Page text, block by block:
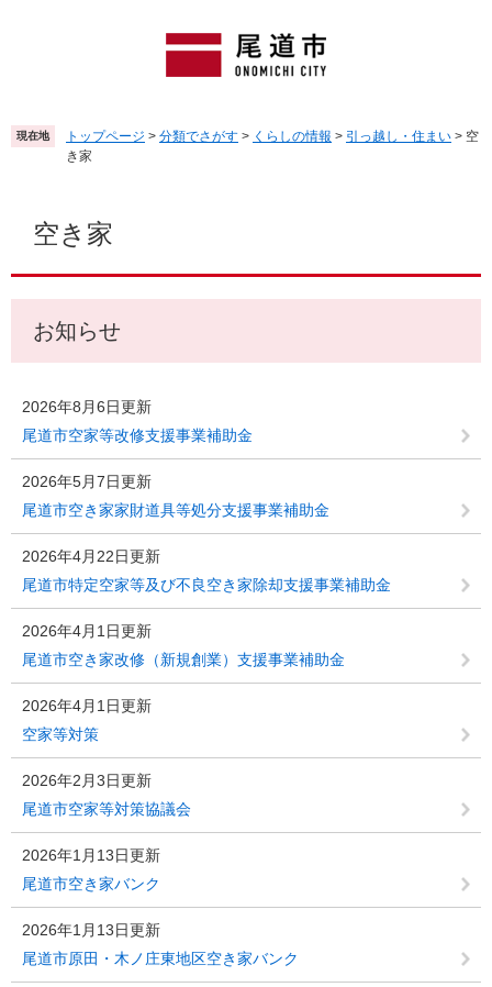
頭
で
飛
ば
現在地 トップページ > 分類でさがす > くらしの情報 > 引っ越し・住まい > 空
き家
空き家
お知らせ
2026年8月6日更新
尾道市空家等改修支援事業補助金
2026年5月7日更新
尾道市空き家家財道具等処分支援事業補助金
2026年4月22日更新
尾道市特定空家等及び不良空き家除却支援事業補助金
2026年4月1日更新
尾道市空き家改修（新規創業）支援事業補助金
2026年4月1日更新
空家等対策
2026年2月3日更新
尾道市空家等対策協議会
2026年1月13日更新
尾道市空き家バンク
2026年1月13日更新
尾道市原田・木ノ庄東地区空き家バンク